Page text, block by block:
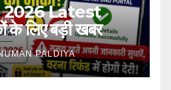
Latest
लिए बड़ी खबर
PALDIYA